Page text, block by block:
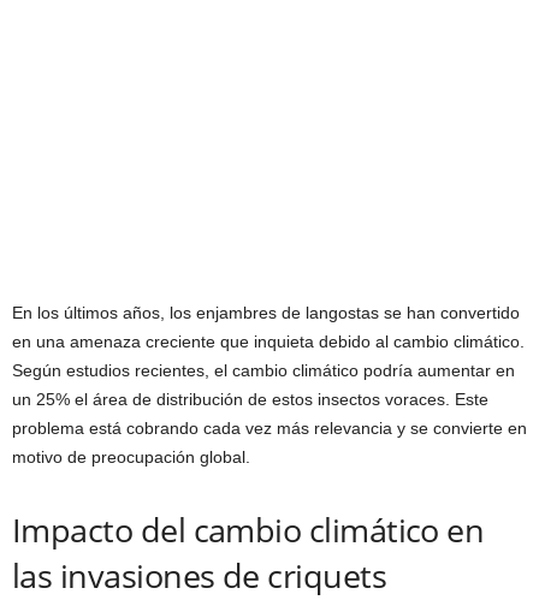
En los últimos años, los enjambres de langostas se han convertido
en una amenaza creciente que inquieta debido al cambio climático.
Según estudios recientes, el cambio climático podría aumentar en
un 25% el área de distribución de estos insectos voraces. Este
problema está cobrando cada vez más relevancia y se convierte en
motivo de preocupación global.
Impacto del cambio climático en
las invasiones de criquets